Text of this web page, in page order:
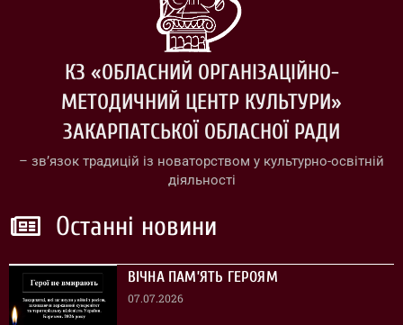
КЗ «ОБЛАСНИЙ ОРГАНІЗАЦІЙНО-
МЕТОДИЧНИЙ ЦЕНТР КУЛЬТУРИ»
ЗАКАРПАТСЬКОЇ ОБЛАСНОЇ РАДИ
– зв’язок традицій із новаторством у культурно-освітній
діяльності
Останні новини
ВІЧНА ПАМ’ЯТЬ ГЕРОЯМ
07.07.2026